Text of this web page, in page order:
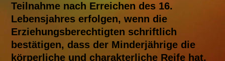
Teilnahme nach Erreichen des 16.
Lebensjahres erfolgen, wenn die
Erziehungsberechtigten schriftlich
bestätigen, dass der Minderjährige die
körperliche und charakterliche Reife hat,